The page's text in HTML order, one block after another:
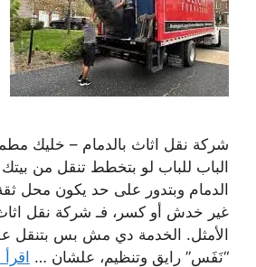
شركة نقل اثاث بالدمام – خليك
الباب للباب لو بتخطط تنقل من
الدمام وبتدور على حد يكون محل
غير خدش أو كسر، فـ شركة نقل
الأمثل. الخدمة دي مش بس بتنقل
“نَفَس” رايق وتنظيم، علشان … اقرأ